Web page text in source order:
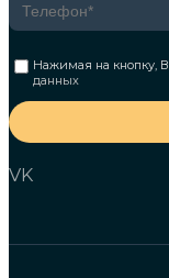
Нажимая на кнопку,
данных
VK